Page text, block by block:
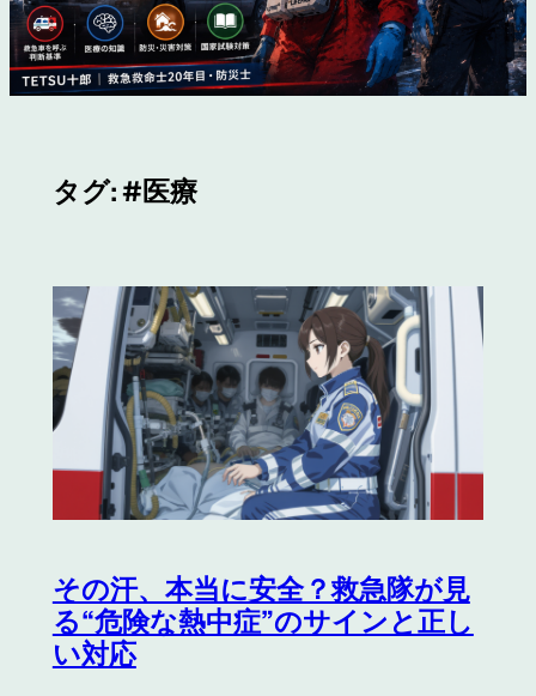
タグ:#医療
その汗、本当に安全？救急隊が見
る“危険な熱中症”のサインと正し
い対応